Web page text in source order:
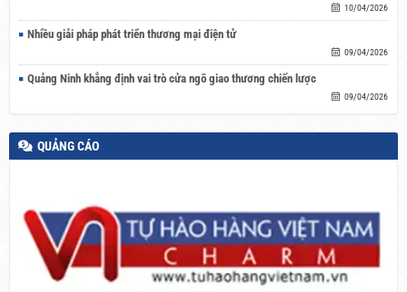
10/04/2026
Nhiều giải pháp phát triển thương mại điện tử
09/04/2026
Quảng Ninh khẳng định vai trò cửa ngõ giao thương chiến lược
09/04/2026
QUẢNG CÁO